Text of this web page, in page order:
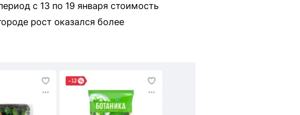
с 13 по 19 января стоимость
рост оказался более